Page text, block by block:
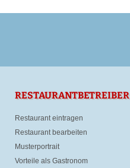
RESTAURANTBETREIBER
Restaurant eintragen
Restaurant bearbeiten
Musterportrait
Vorteile als Gastronom